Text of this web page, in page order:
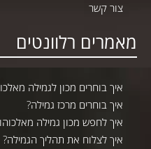
צור קשר
רלוונטים
איך בוחרים מכון לגמילה מאלכוהול?
איך בוחרים מרכז גמילה?
איך לחפש מכון גמילה מאלכוהול?
איך לצלוח את תהליך הגמילה?